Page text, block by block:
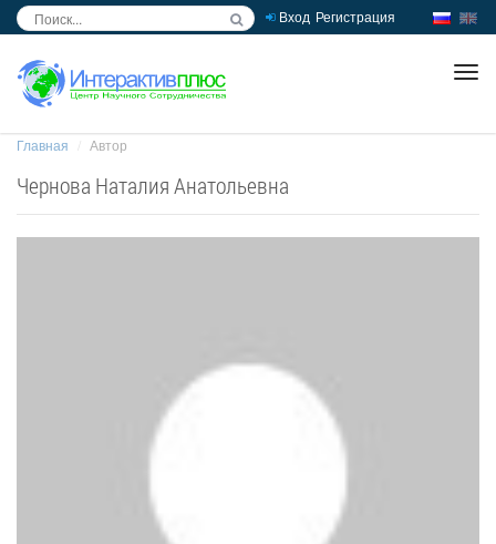
Вход Регистрация
Главная Автор
Чернова Наталия Анатольевна